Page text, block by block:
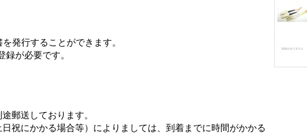
発行することができます。
が必要です。
郵送しております。
祝にかかる場合等）によりましては、到着までに時間がかかる